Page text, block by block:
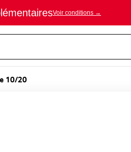
Voir conditions →
10/20